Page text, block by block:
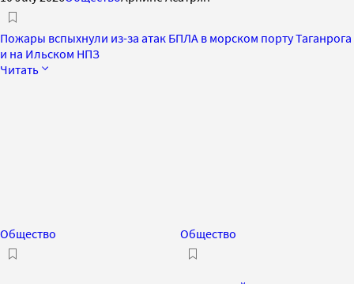
Пожары вспыхнули из-за атак БПЛА в морском порту Таганрога
и на Ильском НПЗ
Читать
Общество Общество